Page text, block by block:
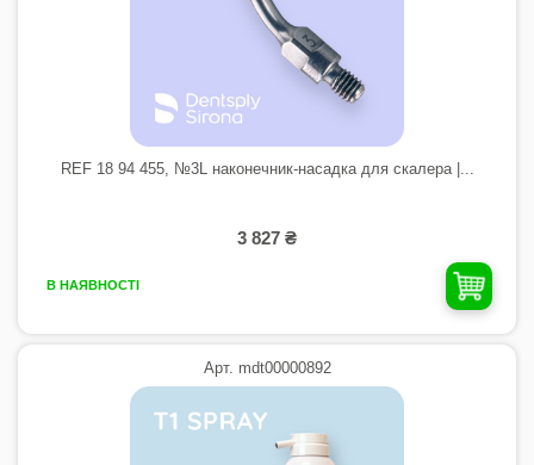
REF 18 94 455, №3L наконечник-насадка для скалера |...
3 827 ₴
В НАЯВНОСТІ
Арт. mdt00000892